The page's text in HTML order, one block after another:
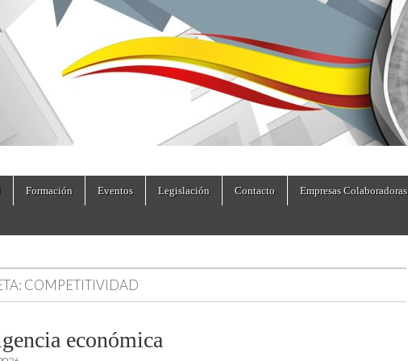
Formación Eventos Legislación Contacto Empresas Colaboradoras
COMPETITIVIDAD
económica